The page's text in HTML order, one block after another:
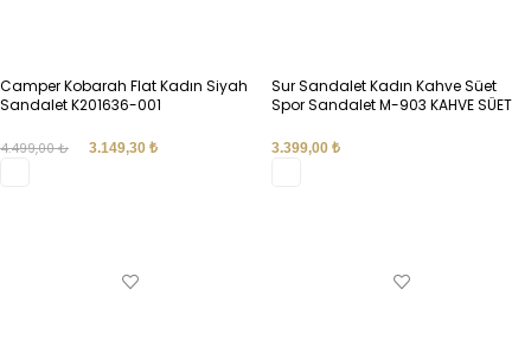
Camper Kobarah Flat Kadın Siyah
Sandalet K201636-001
4.499,00₺ 3.149,30 ₺
Sur Sandalet Kadın Kahve Süet
Spor Sandalet M-903 KAHVE SÜET
3.399,00 ₺